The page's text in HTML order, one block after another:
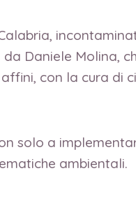
Daniele Molina,
con la cura di
solo a
ambientali.